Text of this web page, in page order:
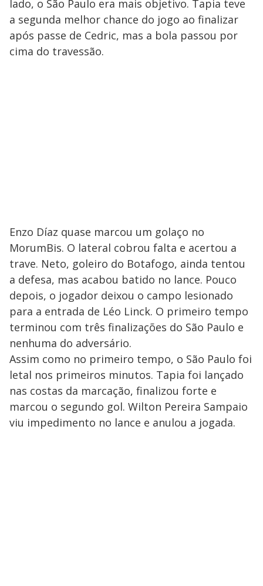
lado, o São Paulo era mais objetivo. Tapia teve
a segunda melhor chance do jogo ao finalizar
após passe de Cedric, mas a bola passou por
cima do travessão.
Enzo Díaz quase marcou um golaço no
MorumBis. O lateral cobrou falta e acertou a
trave. Neto, goleiro do Botafogo, ainda tentou
a defesa, mas acabou batido no lance. Pouco
depois, o jogador deixou o campo lesionado
para a entrada de Léo Linck. O primeiro tempo
terminou com três finalizações do São Paulo e
nenhuma do adversário.
Assim como no primeiro tempo, o São Paulo foi
letal nos primeiros minutos. Tapia foi lançado
nas costas da marcação, finalizou forte e
marcou o segundo gol. Wilton Pereira Sampaio
viu impedimento no lance e anulou a jogada.